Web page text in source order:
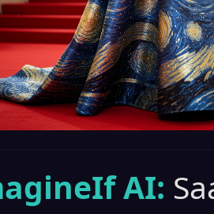
AI: